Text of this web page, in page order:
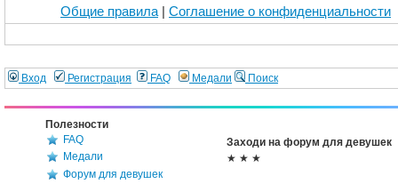
Общие правила
Соглашение о конфиденциальности
Вход Регистрация FAQ Медали Поиск
Полезности
FAQ
Медали
Форум для девушек
Заходи на форум для девушек
★ ★ ★